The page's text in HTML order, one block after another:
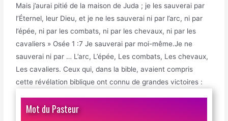
Mais j’aurai pitié de la maison de Juda ; je les sauverai par
l’Éternel, leur Dieu, et je ne les sauverai ni par l’arc, ni par
l’épée, ni par les combats, ni par les chevaux, ni par les
cavaliers » Osée 1 :7 Je sauverai par moi-même.Je ne
sauverai ni par … L’arc, L’épée, Les combats, Les chevaux,
Les cavaliers. Ceux qui, dans la bible, avaient compris
cette révélation biblique ont connu de grandes victoires :
Mot du Pasteur